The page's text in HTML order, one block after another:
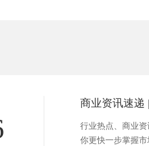
行业热点、商业
你更快一步掌握